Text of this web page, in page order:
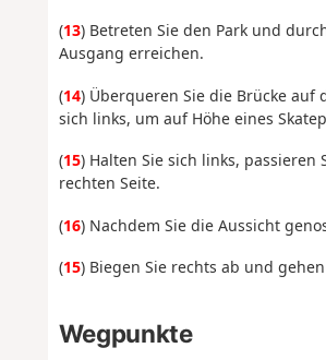
(13) Betreten Sie den Park und
Ausgang erreichen.
(14) Überqueren Sie die Brücke auf
sich links, um auf Höhe eines
(15) Halten Sie sich links,
rechten Seite.
(16) Nachdem Sie die Aussicht
(15) Biegen Sie rechts ab und
Wegpunkte